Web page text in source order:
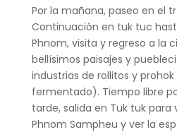
Por la mañana, paseo en el
Continuación en tuk tuc
Phnom, visita y regreso a la
bellísimos paisajes y
industrias de rollitos y
fermentado). Tiempo libre
tarde, salida en Tuk tuk
Phnom Sampheu y ver la